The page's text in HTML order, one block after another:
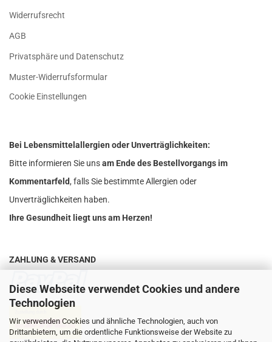
Diese Webseite verwendet Cookies und andere
Technologien
Wir verwenden Cookies und ähnliche Technologien, auch von
Drittanbietern, um die ordentliche Funktionsweise der Website zu
Widerrufsrecht
AGB
Privatsphäre und Datenschutz
Muster-Widerrufsformular
Cookie Einstellungen
Bei Lebensmittelallergien oder Unverträglichkeiten:
Bitte informieren Sie unsam Ende des Bestellvorgangs im
Kommentarfeld, falls Sie bestimmte Allergien oder
Unverträglichkeiten haben.
Ihre Gesundheit liegt uns am Herzen!
ZAHLUNG & VERSAND